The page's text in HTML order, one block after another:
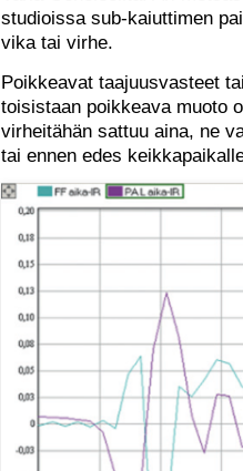
studioissa sub-kaiuttimen
vika tai virhe.
Poikkeavat taajuusvasteet
toisistaan poikkeava muoto
virheitähän sattuu aina, ne
tai ennen edes